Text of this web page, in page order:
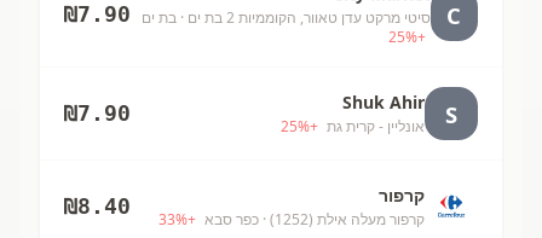
C סיטי מרקט עדן טאוור, הקוממיות 2 בת ים
· בת ים
+
25%
₪7.90
S
Shuk Ahir
אונליין - קרית גת +
25%
₪7.90
קרפור
קרפור מעלה אילת (1252) · כפר סבא +
33%
₪8.40